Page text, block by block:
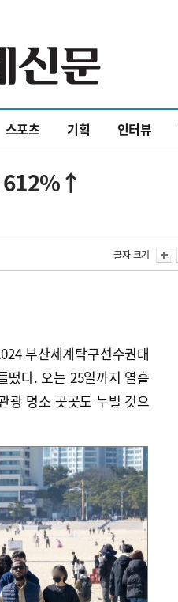
스포츠 기획 인터뷰
612%↑
글자 크기
부산세계탁구선수권대
떴다. 오는 25일까지 열흘
광 명소 곳곳도 누빌 것으